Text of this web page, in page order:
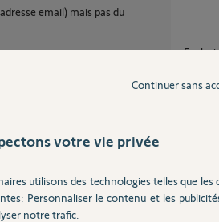
email) mais pas du
de discussion
votre vie privée
utilisons des technologies telles que les
Personnaliser le contenu et les
notre trafic.
Continuer sans